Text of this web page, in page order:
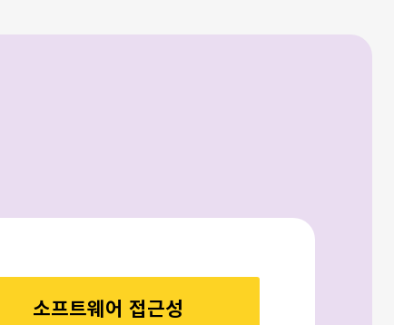
소프트웨어 접근성